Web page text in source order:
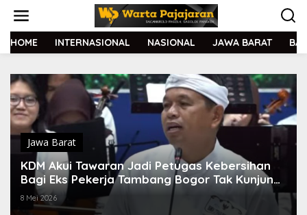
t
HOME INTERNASIONAL NASIONAL JAWA BARAT
Jawa Barat
KDM Akui Tawaran Jadi Petugas Kebersihan
Bagi Eks Pekerja Tambang Bogor Tak Kunjung
Direspon
8 Mei 2026